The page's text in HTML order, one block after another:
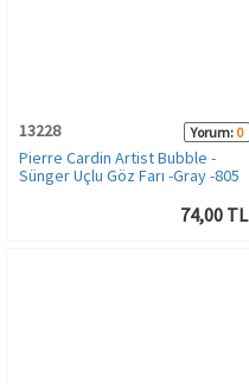
13228 Yorum: 0
Pierre Cardin Artist Bubble -
Sünger Uçlu Göz Farı -Gray -805
74,00 TL